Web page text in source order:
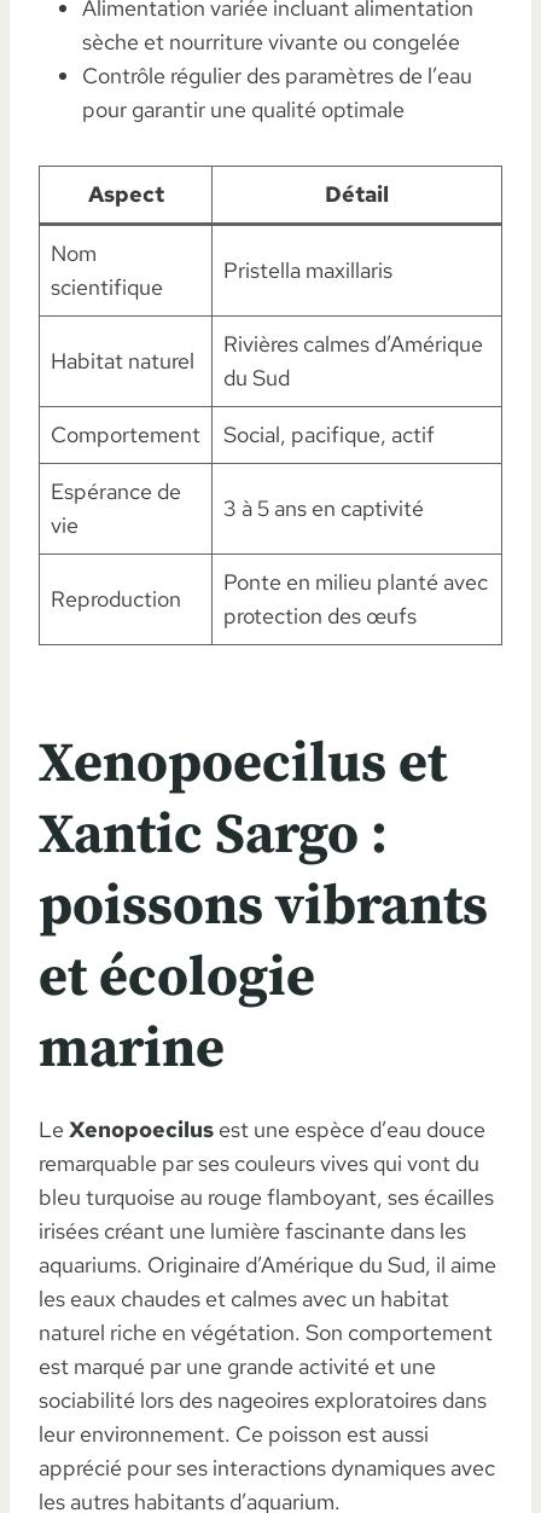
Alimentation variée incluant alimentation
sèche et nourriture vivante ou congelée
Contrôle régulier des paramètres de l’eau
pour garantir une qualité optimale
Aspect Détail
Nom
scientifique
Pristella maxillaris
Habitat naturel
Rivières calmes d’Amérique
du Sud
Comportement Social, pacifique, actif
Espérance de
vie
3 à 5 ans en captivité
Reproduction
Ponte en milieu planté avec
protection des œufs
Xenopoecilus et
Xantic Sargo :
poissons vibrants
et écologie
marine
Le Xenopoecilus est une espèce d’eau douce
remarquable par ses couleurs vives qui vont du
bleu turquoise au rouge flamboyant, ses écailles
irisées créant une lumière fascinante dans les
aquariums. Originaire d’Amérique du Sud, il aime
les eaux chaudes et calmes avec un habitat
naturel riche en végétation. Son comportement
est marqué par une grande activité et une
sociabilité lors des nageoires exploratoires dans
leur environnement. Ce poisson est aussi
apprécié pour ses interactions dynamiques avec
les autres habitants d’aquarium.